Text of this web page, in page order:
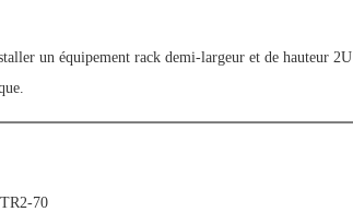
un équipement rack demi-largeur et de hauteur
70